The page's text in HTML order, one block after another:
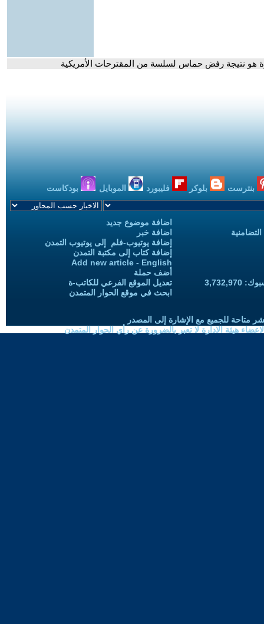
هو نتيجة رفض حماس لسلسة من المقترحات الأمريكية
بنترست بلوكر فليبورد الموبايل بودكاست
اضافة موضوع جديد
اضافة خبر
إضافة يوتيوب-فلم إلى يوتيوب التمدن
إضافة كتاب إلى مكتبة التمدن
Add new article - English
أضف حملة
تعديل الموقع الفرعي للكاتب-ة
ابحث في موقع الحوار المتمدن
متاحة للجميع مع الإشارة إلى المصدر
هيئة الادارة لا تعبر بالضرورة عن رأي الحوار المتمدن